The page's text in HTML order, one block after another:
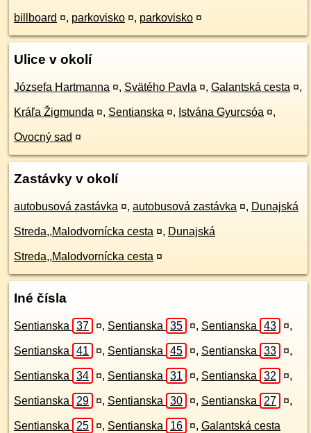
billboard ¤, parkovisko ¤, parkovisko ¤
Ulice v okolí
Józsefa Hartmanna ¤, Svätého Pavla ¤, Galantská cesta ¤,
Kráľa Žigmunda ¤, Sentianska ¤, Istvána Gyurcsóa ¤,
Ovocný sad ¤
Zastávky v okolí
autobusová zastávka ¤, autobusová zastávka ¤, Dunajská
Streda,,Malodvornícka cesta ¤, Dunajská
Streda,,Malodvornícka cesta ¤
Iné čísla
Sentianska 37 ¤, Sentianska 35 ¤, Sentianska 43 ¤,
Sentianska 41 ¤, Sentianska 45 ¤, Sentianska 33 ¤,
Sentianska 34 ¤, Sentianska 31 ¤, Sentianska 32 ¤,
Sentianska 29 ¤, Sentianska 30 ¤, Sentianska 27 ¤,
Sentianska 25 ¤, Sentianska 16 ¤, Galantská cesta